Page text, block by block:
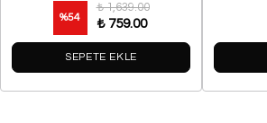
%54
₺ 1,639.00
₺ 759.00
SEPETE EKLE